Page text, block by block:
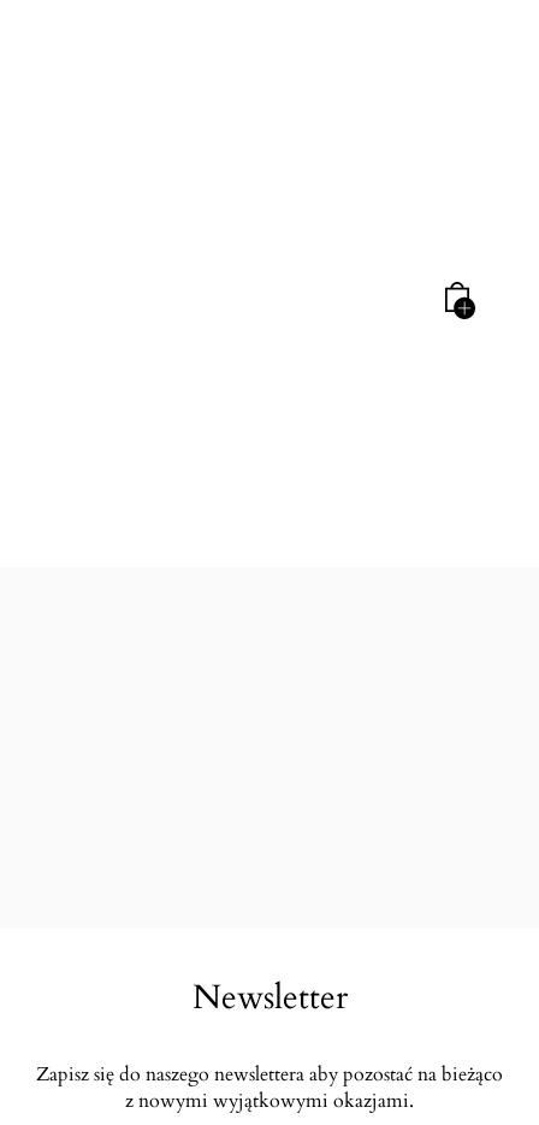
Newsletter
Zapisz się do naszego newslettera aby pozostać na bieżąco
z nowymi wyjątkowymi okazjami.